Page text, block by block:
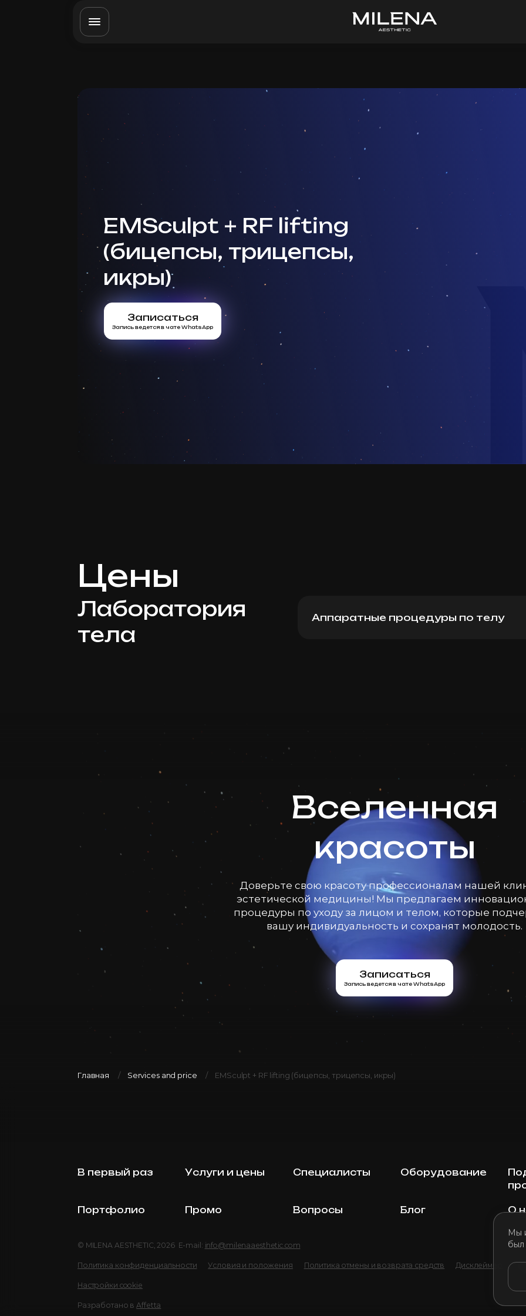
Мы
был
EMSculpt + RF lifting
(бицепсы, трицепсы,
икры)
Записаться
Запись ведется в чате WhatsApp
Цены
Лаборатория
тела
Аппаратные процедуры по телу
Вселенная
красоты
Доверьте свою красоту профессионалам нашей
эстетической медицины! Мы предлагаем
процедуры по уходу за лицом и телом, которые
вашу индивидуальность и сохранят молодость.
Записаться
Запись ведется в чате WhatsApp
Главная Services and price EMSculpt + RF lifting (бицепсы, трицепсы, икры)
В первый раз Услуги и цены Специалисты Оборудование
Портфолио Промо Вопросы Блог О
© MILENA AESTHETIC, 2026 E-mail: info@milenaaesthetic.com
Политика конфиденциальности Условия и положения Политика отмены и возврата средств Дисклеймер
Настройки cookie
Разработано в Affetta